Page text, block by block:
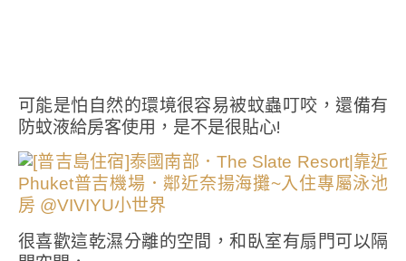
可能是怕自然的環境很容易被蚊蟲叮咬，還備有
防蚊液給房客使用，是不是很貼心!
很喜歡這乾濕分離的空間，和臥室有扇門可以隔